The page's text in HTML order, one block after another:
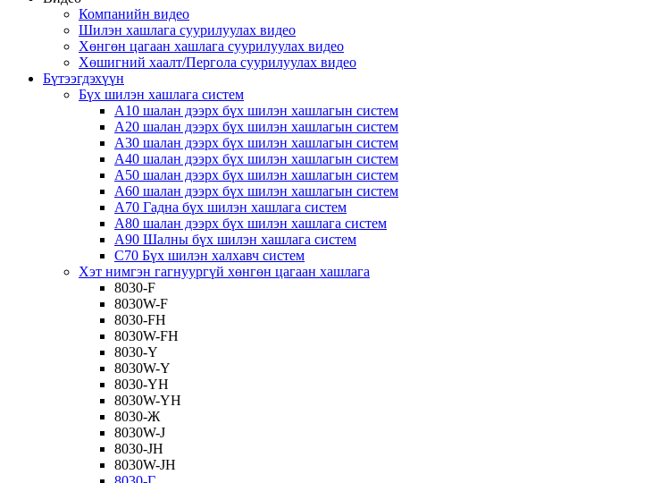
Компанийн видео
Шилэн хашлага суурилуулах видео
Хөнгөн цагаан хашлага суурилуулах видео
Хөшигний хаалт/Пергола суурилуулах видео
Бүтээгдэхүүн
Бүх шилэн хашлага систем
A10 шалан дээрх бүх шилэн хашлагын систем
A20 шалан дээрх бүх шилэн хашлагын систем
A30 шалан дээрх бүх шилэн хашлагын систем
A40 шалан дээрх бүх шилэн хашлагын систем
A50 шалан дээрх бүх шилэн хашлагын систем
A60 шалан дээрх бүх шилэн хашлагын систем
A70 Гадна бүх шилэн хашлага систем
A80 шалан дээрх бүх шилэн хашлага систем
A90 Шалны бүх шилэн хашлага систем
C70 Бүх шилэн халхавч систем
Хэт нимгэн гагнуургүй хөнгөн цагаан хашлага
8030-F
8030W-F
8030-FH
8030W-FH
8030-Y
8030W-Y
8030-YH
8030W-YH
8030-Ж
8030W-J
8030-JH
8030W-JH